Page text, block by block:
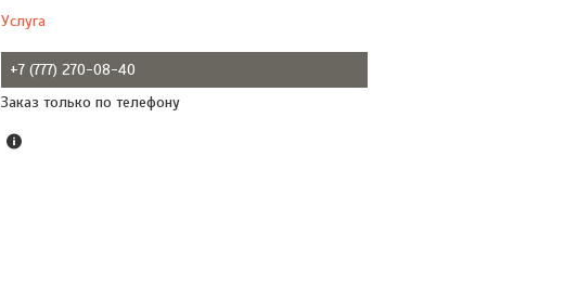
Услуга
+7 (777) 270-08-40
Заказ только по телефону